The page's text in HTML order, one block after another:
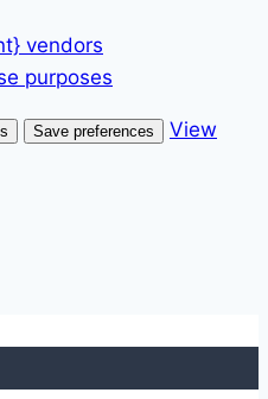
vendors
purposes
Save preferences
View